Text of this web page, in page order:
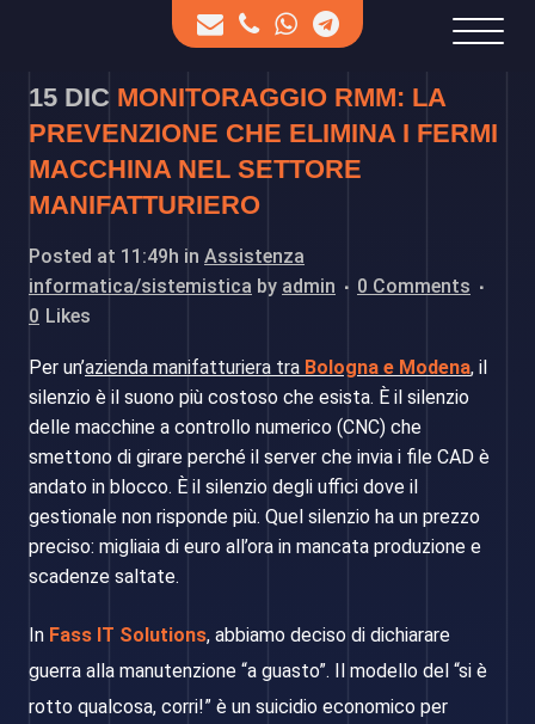
15 DIC MONITORAGGIO RMM: LA
PREVENZIONE CHE ELIMINA I FERMI
MACCHINA NEL SETTORE
MANIFATTURIERO
Posted at 11:49h in Assistenza
informatica/sistemistica by admin
0 Comments
0 Likes
Per un’azienda manifatturiera tra Bologna e Modena, il
silenzio è il suono più costoso che esista. È il silenzio
delle macchine a controllo numerico (CNC) che
smettono di girare perché il server che invia i file CAD è
andato in blocco. È il silenzio degli uffici dove il
gestionale non risponde più. Quel silenzio ha un prezzo
preciso: migliaia di euro all’ora in mancata produzione e
scadenze saltate.
In Fass IT Solutions, abbiamo deciso di dichiarare
guerra alla manutenzione “a guasto”. Il modello del “si è
rotto qualcosa, corri!” è un suicidio economico per